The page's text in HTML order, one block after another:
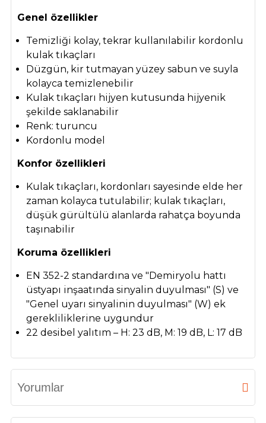
Genel özellikler
Temizliği kolay, tekrar kullanılabilir kordonlu
kulak tıkaçları
Düzgün, kir tutmayan yüzey sabun ve suyla
kolayca temizlenebilir
Kulak tıkaçları hijyen kutusunda hijyenik
şekilde saklanabilir
Renk: turuncu
Kordonlu model
Konfor özellikleri
Kulak tıkaçları, kordonları sayesinde elde her
zaman kolayca tutulabilir; kulak tıkaçları,
düşük gürültülü alanlarda rahatça boyunda
taşınabilir
Koruma özellikleri
EN 352-2 standardına ve "Demiryolu hattı
üstyapı inşaatında sinyalin duyulması" (S) ve
"Genel uyarı sinyalinin duyulması" (W) ek
gerekliliklerine uygundur
22 desibel yalıtım – H: 23 dB, M: 19 dB, L: 17 dB
Yorumlar